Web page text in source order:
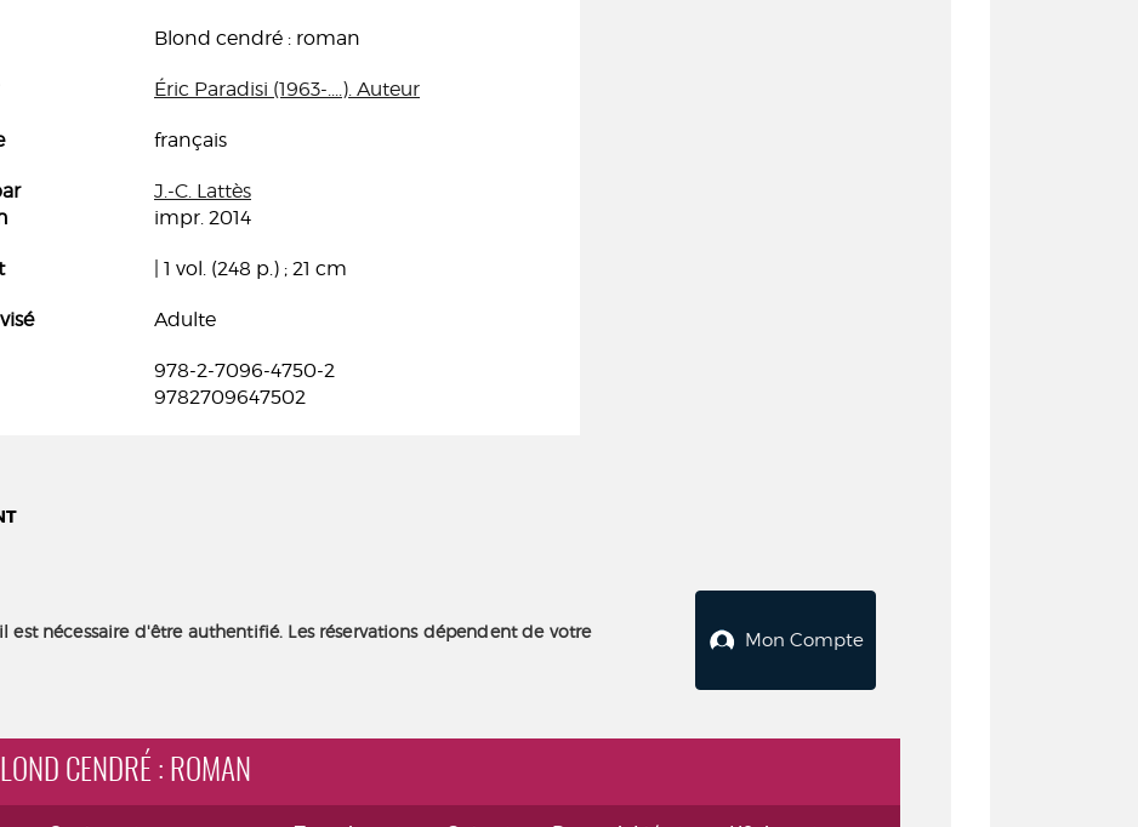
Blond cendré : roman
Éric Paradisi (1963-....). Auteur
français
J.-C. Lattès
impr. 2014
| 1 vol. (248 p.) ; 21 cm
Adulte
978-2-7096-4750-2
9782709647502
est nécessaire d'être authentifié. Les réservations dépendent de votre
Mon Compte
CENDRÉ : ROMAN